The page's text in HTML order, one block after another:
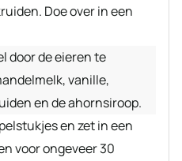
Doe over in een
door de eieren te
vanille,
en de ahornsiroop.
en zet in een
voor ongeveer 30